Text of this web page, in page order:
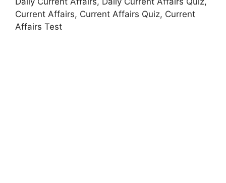
Current Affairs, Current Affairs Quiz, Current
Affairs Test